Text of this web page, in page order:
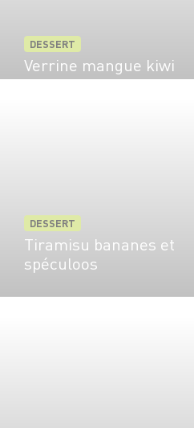
DESSERT
Verrine mangue kiwi
DESSERT
Tiramisu bananes et
spéculoos